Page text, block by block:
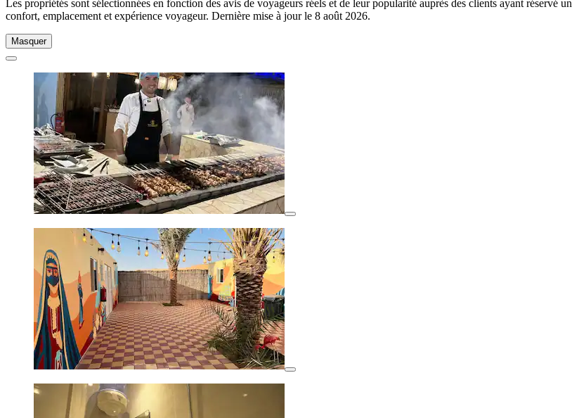
Les propriétés sont sélectionnées en fonction des avis de voyageurs réels et de leur popularité auprès des clients ayant
confort, emplacement et expérience voyageur. Dernière mise à jour le 8 août 2026.
Masquer